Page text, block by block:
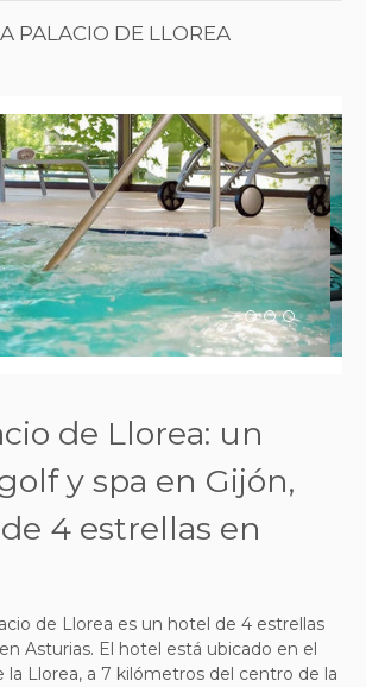
PALACIO DE LLOREA
Next
de Llorea: un
y spa en Gijón,
4 estrellas en
de Llorea es un hotel de 4 estrellas
Asturias. El hotel está ubicado en el
Llorea, a 7 kilómetros del centro de la